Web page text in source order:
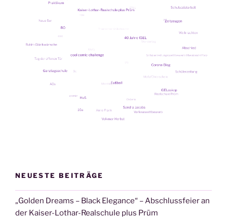
NEUESTE BEITRÄGE
„Golden Dreams – Black Elegance“ – Abschlussfeier an
der Kaiser-Lothar-Realschule plus Prüm